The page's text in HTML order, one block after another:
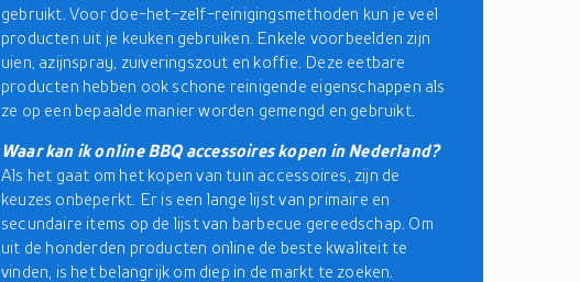
gebruikt. Voor doe-het-zelf-reinigingsmethoden kun je veel
producten uit je keuken gebruiken. Enkele voorbeelden zijn
uien, azijnspray, zuiveringszout en koffie. Deze eetbare
producten hebben ook schone reinigende eigenschappen als
ze op een bepaalde manier worden gemengd en gebruikt.
Waar kan ik online BBQ accessoires kopen in Nederland?
Als het gaat om het kopen van tuin accessoires, zijn de
keuzes onbeperkt. Er is een lange lijst van primaire en
secundaire items op de lijst van barbecue gereedschap. Om
uit de honderden producten online de beste kwaliteit te
vinden, is het belangrijk om diep in de markt te zoeken.